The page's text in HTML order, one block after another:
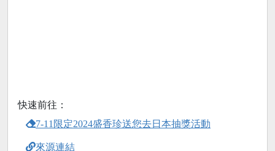
快速前往：
7-11限定2024盛香珍送您去日本抽獎活動
來源連結